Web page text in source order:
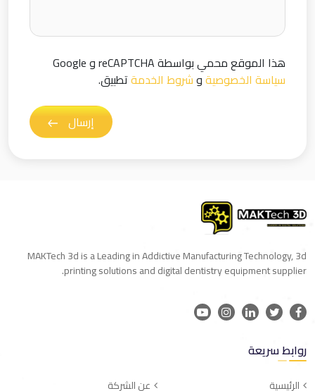
هذا الموقع محمي بواسطة reCAPTCHA و Google
سياسة الخصوصيةوشروط الخدمةتطبيق.
إرسال
MAKTech 3d is a Leading in Addictive Manufacturing Technology, 3d
printing solutions and digital dentistry equipment supplier.
روابط سريعة
الرئيسية عن الشركة